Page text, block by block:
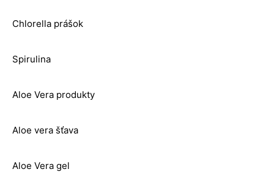
Chlorella prášok
Spirulina
Aloe Vera produkty
Aloe vera šťava
Aloe Vera gel